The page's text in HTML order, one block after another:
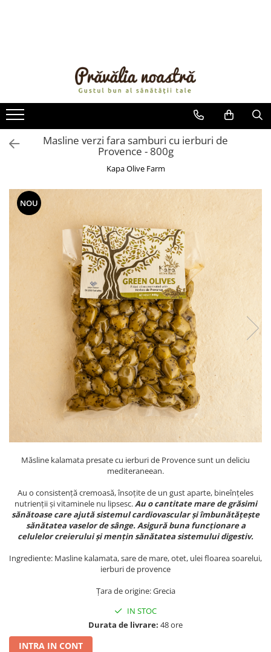
ULEIURI ȘI UNTURI
MĂSLINE
NUCI ȘI SEMINȚE
FRUCTE DESHIDRATATE
ÎNDULCITORI NATURALI / MIERE
OȚETURI ȘI SOSURI
SOSURI
FĂINĂ FĂRĂ GLUTEN
BĂUTURI / LAPTE VEGETAL
OREZ ȘI CEREALE
CREME ȘI PASTE TARTINABILE
CONDIMENTE
CEAIURI GRECEȘTI
CIOCOLATĂ ȘI CACAO
HEALTHY SNACKS
SUPERALIMENTE
BACANIE
PRODUSE ECO / ORGANICE
PRODUSE ROMÂNEȘTI
COSMETICE
TOATE PRODUSELE
Masline verzi fara samburi cu ierburi de
Provence - 800g
Kapa Olive Farm
NOU
Măsline kalamata presate cu ierburi de Provence sunt un deliciu
mediteraneean.
Au o consistență cremoasă, însoțite de un gust aparte, bineînțeles
nutrienții și vitaminele nu lipsesc.Au o cantitate mare de grăsimi
sănătoase care ajută sistemul cardiovascular și îmbunătățește
sănătatea vaselor de sânge. Asigură buna funcționare a
celulelor creierului și mențin sănătatea sistemului digestiv.
Ingrediente: Masline kalamata, sare de mare, otet, ulei floarea soarelui,
ierburi de provence
Țara de origine: Grecia
IN STOC
Durata de livrare: 48 ore
INTRA IN CONT